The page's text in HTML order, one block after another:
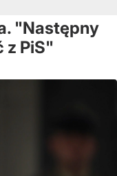
"Następny
z PiS"